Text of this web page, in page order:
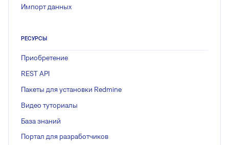
Импорт данных
РЕСУРСЫ
Приобретение
REST API
Пакеты для установки Redmine
Видео туториалы
База знаний
Портал для разработчиков